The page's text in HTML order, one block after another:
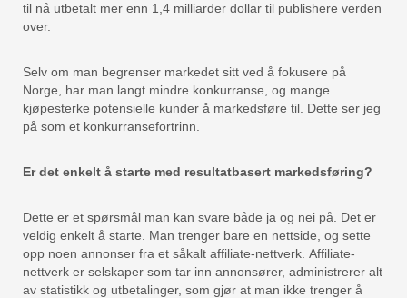
til nå utbetalt mer enn 1,4 milliarder dollar til publishere verden
over.
Selv om man begrenser markedet sitt ved å fokusere på
Norge, har man langt mindre konkurranse, og mange
kjøpesterke potensielle kunder å markedsføre til. Dette ser jeg
på som et konkurransefortrinn.
Er det enkelt å starte med resultatbasert markedsføring?
Dette er et spørsmål man kan svare både ja og nei på. Det er
veldig enkelt å starte. Man trenger bare en nettside, og sette
opp noen annonser fra et såkalt affiliate-nettverk. Affiliate-
nettverk er selskaper som tar inn annonsører, administrerer alt
av statistikk og utbetalinger, som gjør at man ikke trenger å